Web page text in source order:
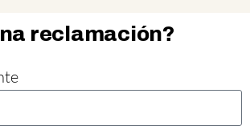
reclamación?